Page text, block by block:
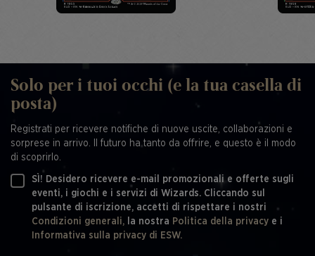
Solo per i tuoi occhi (e la tua casella di
posta)
Registrati per ricevere notifiche di nuove uscite, collaborazioni e
sorprese in arrivo. Il futuro ha tanto da offrire, e questo è il modo
di scoprirlo.
SÌ! Desidero ricevere e-mail promozionali e offerte sugli
eventi, i giochi e i servizi di Wizards. Cliccando sul
pulsante di iscrizione, accetti di rispettare i nostri
Condizioni generali,
la nostra Politica della privacy e i
Informativa sulla privacy di ESW.